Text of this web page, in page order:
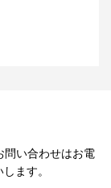
問い合わせはお電
ます。